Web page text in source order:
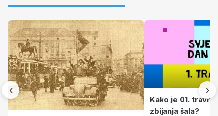
‹
Kako je 01.
zbijanja šala?
›